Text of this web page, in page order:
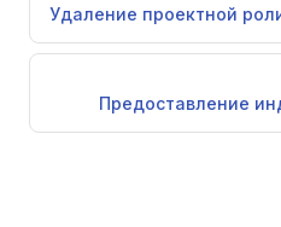
Удаление проектной
Предоставление